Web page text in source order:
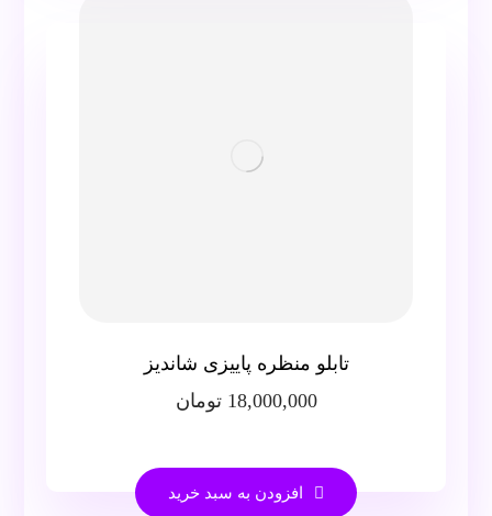
تابلو منظره پاییزی شاندیز
18,000,000 تومان
افزودن به سبد خرید